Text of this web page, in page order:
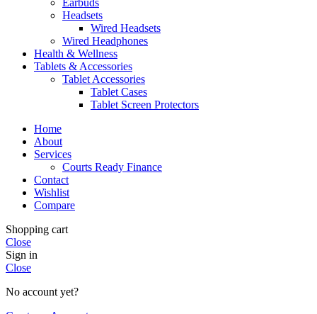
Earbuds
Headsets
Wired Headsets
Wired Headphones
Health & Wellness
Tablets & Accessories
Tablet Accessories
Tablet Cases
Tablet Screen Protectors
Home
About
Services
Courts Ready Finance
Contact
Wishlist
Compare
Shopping cart
Close
Sign in
Close
No account yet?